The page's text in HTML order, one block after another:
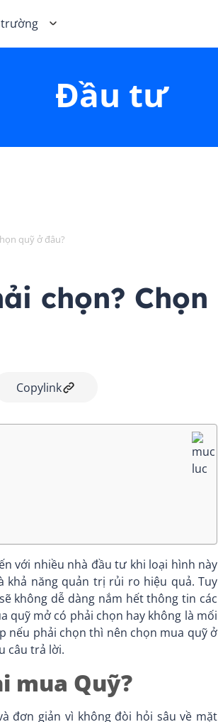
Đầu tư
quỹ ở đâu?
chọn? Chọn
Copylink
với nhiều nhà đầu tư khi loại hình này
khả năng quản trị rủi ro hiệu quả. Tuy
không dễ dàng nắm hết thông tin các
quỹ mở có phải chọn hay không là mối
nếu phải chọn thì nên chọn mua quỹ ở
câu trả lời.
mua Quỹ?
đơn giản vì không đòi hỏi sâu về mặt